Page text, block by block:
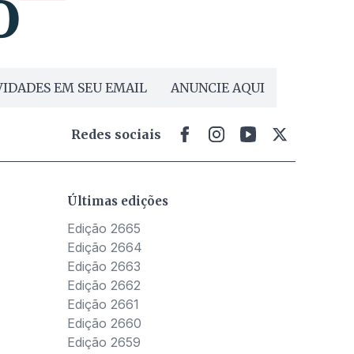
EM SEU EMAIL ANUNCIE AQUI
Redes sociais
Últimas edições
Edição 2665
Edição 2664
Edição 2663
Edição 2662
Edição 2661
Edição 2660
Edição 2659